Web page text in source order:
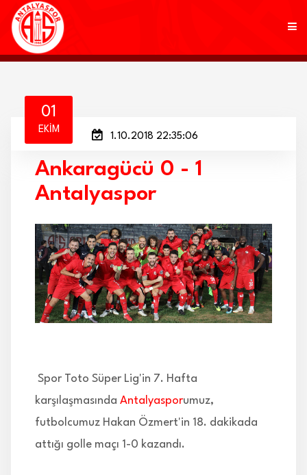
KULÜP
AKADEMİ
MARKALAR
TARAFTAR
BRANŞLAR
HABERLER
01
EKIM
1.10.2018 22:35:06
Ankaragücü 0 - 1
Antalyaspor
Spor Toto Süper Lig'in 7. Hafta
karşılaşmasında Antalyasporumuz,
futbolcumuz Hakan Özmert'in 18. dakikada
attığı golle maçı 1-0 kazandı.